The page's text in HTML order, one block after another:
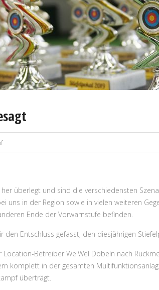
überlegt und sind die verschiedensten
uns in der Region sowie in vielen weiteren
Ende der Vorwarnstufe befinden.
den Entschluss gefasst, den diesjährigen
Betreiber WelWel Döbeln nach
komplett in der gesamten
überträgt.